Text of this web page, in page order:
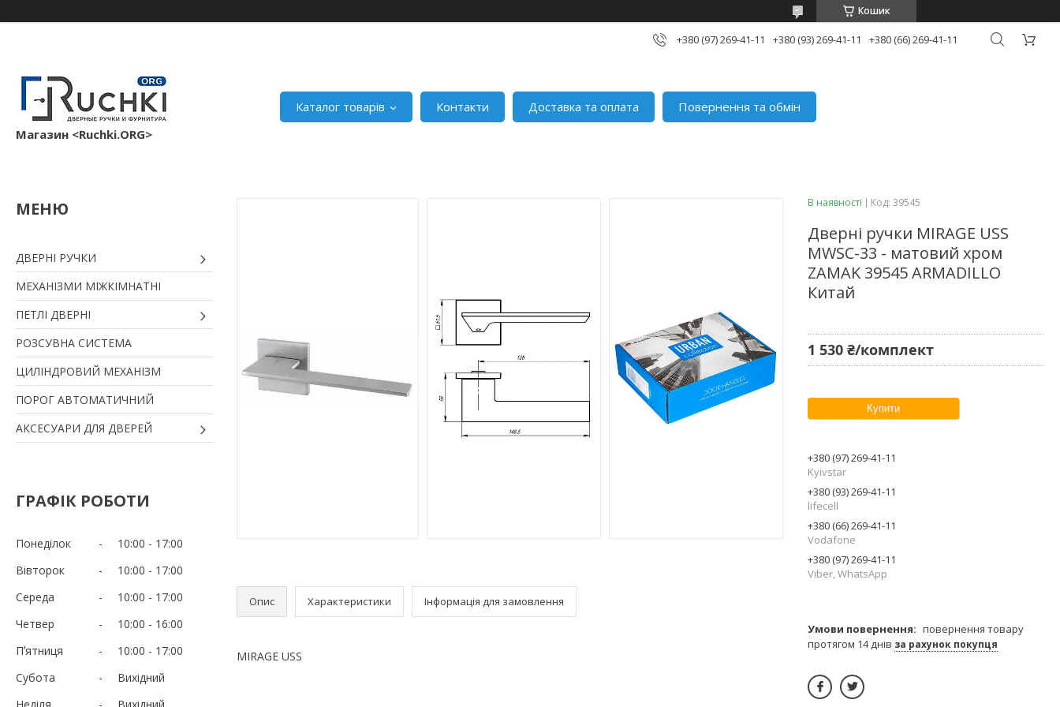
Кошик
+380 (97) 269-41-11 +380 (93) 269-41-11 +380 (66) 269-41-11
Магазин <Ruchki.ORG>
Каталог товарів Контакти Доставка та оплата Повернення та обмін
ДВЕРНІ РУЧКИ
МЕХАНІЗМИ МІЖКІМНАТНІ
ПЕТЛІ ДВЕРНІ
РОЗСУВНА СИСТЕМА
ЦИЛІНДРОВИЙ МЕХАНІЗМ
ПОРОГ АВТОМАТИЧНИЙ
АКСЕСУАРИ ДЛЯ ДВЕРЕЙ
ГРАФІК РОБОТИ
Понеділок 10:00
17:00
Вівторок
10:00
17:00
Середа
10:00
17:00
Четвер
10:00
16:00
Пʼятниця
10:00
17:00
Субота
Вихідний
Неділя
Вихідний
Опис Характеристики Інформація для замовлення
MIRAGE USS
В наявності Код: 39545
Дверні ручки MIRAGE USS
MWSC-33 - матовий хром
ZAMAK 39545 ARMADILLO
Китай
1 530 ₴/комплект
Купити
+380 (97) 269-41-11
Kyivstar
+380 (93) 269-41-11
lifecell
+380 (66) 269-41-11
Vodafone
+380 (97) 269-41-11
Viber, WhatsApp
повернення товару
протягом 14 днів за рахунок покупця